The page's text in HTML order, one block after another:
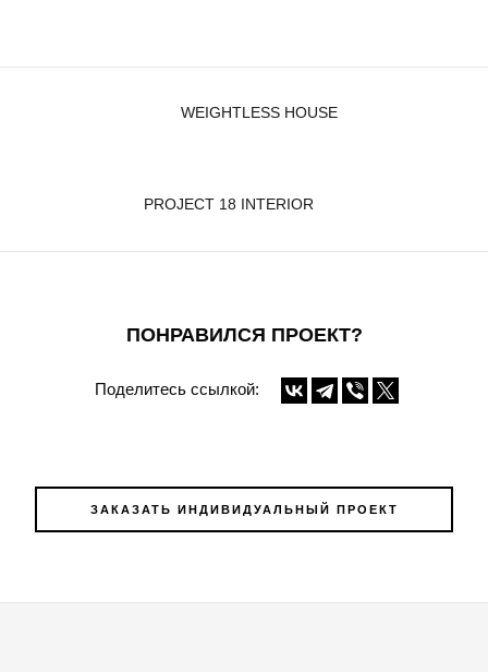
WEIGHTLESS HOUSE
PROJECT 18 INTERIOR
ПОНРАВИЛСЯ ПРОЕКТ?
Поделитесь ссылкой:
ЗАКАЗАТЬ ИНДИВИДУАЛЬНЫЙ ПРОЕКТ